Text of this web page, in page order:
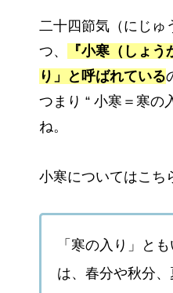
二十四節気（にじゅ
つ、
『小寒（しょう
り」と呼ばれている
つまり “ 小寒＝寒の
ね。
小寒についてはこち
「寒の入り」と
は、春分や秋分